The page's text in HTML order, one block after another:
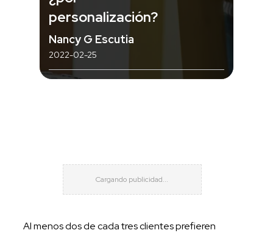
personalización?
Nancy G Escutia
2022-02-25
Al menos dos de cada tres clientes prefieren